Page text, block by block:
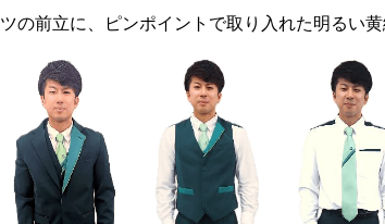
ツの前立に、ピンポイントで取り入れた明る